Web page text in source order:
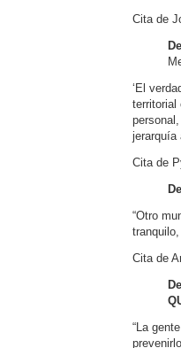
Cita de
‘El
territorial
jerarquía
Cita de
“Otro
Cita de
“La